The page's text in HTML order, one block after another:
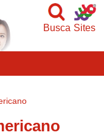
Sites
Busca